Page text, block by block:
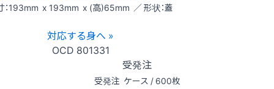
：193mm x 193mm x (高)65mm ／ 形状：蓋
対応する身へ »
OCD 801331
受発注
受発注 ケース / 600枚